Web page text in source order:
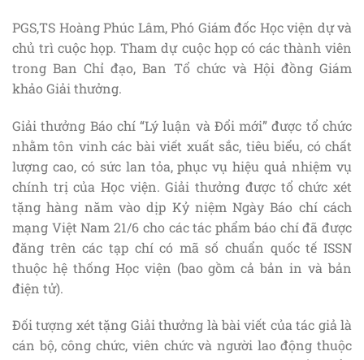
PGS,TS Hoàng Phúc Lâm, Phó Giám đốc Học viện dự và
chủ trì cuộc họp. Tham dự cuộc họp có các thành viên
trong Ban Chỉ đạo, Ban Tổ chức và Hội đồng Giám
khảo Giải thưởng.
Giải thưởng Báo chí “Lý luận và Đổi mới” được tổ chức
nhằm tôn vinh các bài viết xuất sắc, tiêu biểu, có chất
lượng cao, có sức lan tỏa, phục vụ hiệu quả nhiệm vụ
chính trị của Học viện. Giải thưởng được tổ chức xét
tặng hàng năm vào dịp Kỷ niệm Ngày Báo chí cách
mạng Việt Nam 21/6 cho các tác phẩm báo chí đã được
đăng trên các tạp chí có mã số chuẩn quốc tế ISSN
thuộc hệ thống Học viện (bao gồm cả bản in và bản
điện tử).
Đối tượng xét tặng Giải thưởng là bài viết của tác giả là
cán bộ, công chức, viên chức và người lao động thuộc